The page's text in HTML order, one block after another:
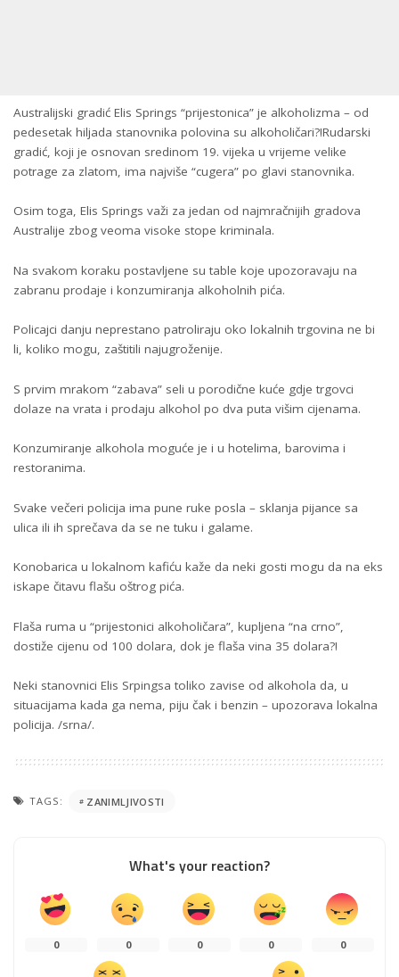
Australijski gradić Elis Springs “prijestonica” je alkoholizma – od
pedesetak hiljada stanovnika polovina su alkoholičari?!Rudarski
gradić, koji je osnovan sredinom 19. vijeka u vrijeme velike
potrage za zlatom, ima najviše “cugera” po glavi stanovnika.
Osim toga, Elis Springs važi za jedan od najmračnijih gradova
Australije zbog veoma visoke stope kriminala.
Na svakom koraku postavljene su table koje upozoravaju na
zabranu prodaje i konzumiranja alkoholnih pića.
Policajci danju neprestano patroliraju oko lokalnih trgovina ne bi
li, koliko mogu, zaštitili najugroženije.
S prvim mrakom “zabava” seli u porodične kuće gdje trgovci
dolaze na vrata i prodaju alkohol po dva puta višim cijenama.
Konzumiranje alkohola moguće je i u hotelima, barovima i
restoranima.
Svake večeri policija ima pune ruke posla – sklanja pijance sa
ulica ili ih sprečava da se ne tuku i galame.
Konobarica u lokalnom kafiću kaže da neki gosti mogu da na eks
iskape čitavu flašu oštrog pića.
Flaša ruma u “prijestonici alkoholičara”, kupljena “na crno”,
dostiže cijenu od 100 dolara, dok je flaša vina 35 dolara?!
Neki stanovnici Elis Srpingsa toliko zavise od alkohola da, u
situacijama kada ga nema, piju čak i benzin – upozorava lokalna
policija. /srna/.
TAGS: ZANIMLJIVOSTI
What's your reaction?
0 0 0 0 0